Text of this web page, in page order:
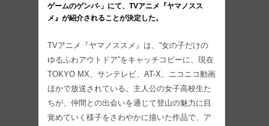
ゲームのゲンバ-」にて、TVアニメ『ヤマノスス
メ』が紹介されることが決定した。
TVアニメ『ヤマノススメ』は、“女の子だけの
ゆるふわアウトドア”をキャッチコピーに、現在
TOKYO MX、サンテレビ、AT-X、ニコニコ動画
ほかで放送されている。主人公の女子高校生た
ちが、仲間との出会いを通じて登山の魅力に目
覚めていく様子をさわやかに描いた作品で、ア